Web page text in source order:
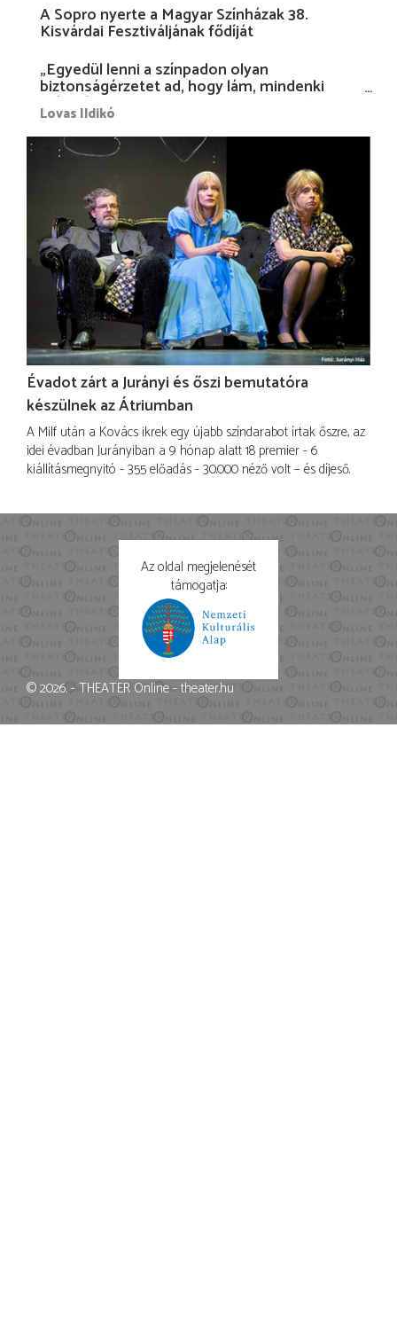
A Sopro nyerte a Magyar Színházak 38.
Kisvárdai Fesztiváljának fődíját
„Egyedül lenni a színpadon olyan
biztonságérzetet ad, hogy lám, mindenki
más nélkül is megvagyok magammal…”
Lovas Ildikó
Évadot zárt a Jurányi és őszi bemutatóra
készülnek az Átriumban
A Milf után a Kovács ikrek egy újabb színdarabot írtak őszre, az
idei évadban Jurányiban a 9 hónap alatt 18 premier - 6
kiállításmegnyitó - 355 előadás - 30.000 néző volt – és díjeső.
Az oldal megjelenését
támogatja:
© 2026. - THEATER Online -theater.hu